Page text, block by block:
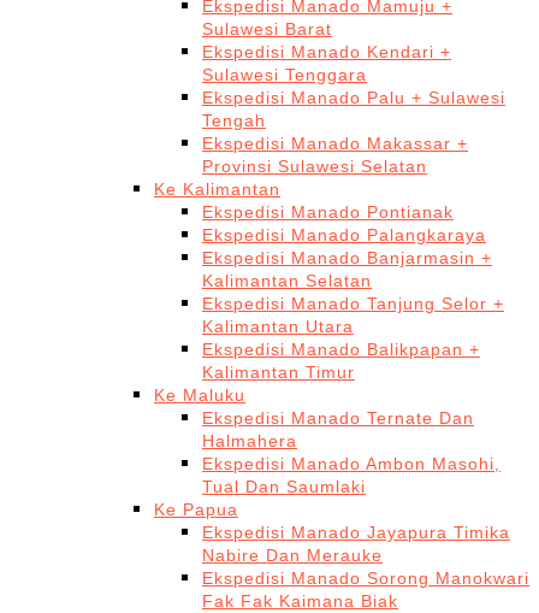
Ekspedisi Manado Mamuju +
Sulawesi Barat
Ekspedisi Manado Kendari +
Sulawesi Tenggara
Ekspedisi Manado Palu + Sulawesi
Tengah
Ekspedisi Manado Makassar +
Provinsi Sulawesi Selatan
Ke Kalimantan
Ekspedisi Manado Pontianak
Ekspedisi Manado Palangkaraya
Ekspedisi Manado Banjarmasin +
Kalimantan Selatan
Ekspedisi Manado Tanjung Selor +
Kalimantan Utara
Ekspedisi Manado Balikpapan +
Kalimantan Timur
Ke Maluku
Ekspedisi Manado Ternate Dan
Halmahera
Ekspedisi Manado Ambon Masohi,
Tual Dan Saumlaki
Ke Papua
Ekspedisi Manado Jayapura Timika
Nabire Dan Merauke
Ekspedisi Manado Sorong Manokwari
Fak Fak Kaimana Biak